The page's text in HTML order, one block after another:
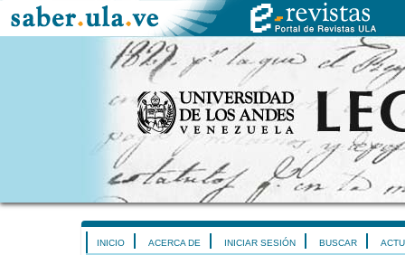
INICIO ACERCA DE INICIAR SESIÓN BUSCAR